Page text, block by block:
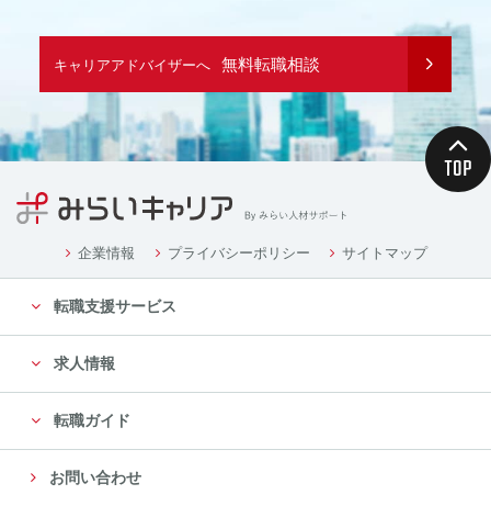
キャリアアドバイザーへ 無料転職相談
企業情報 プライバシーポリシー サイトマップ
転職支援サービス
求人情報
転職ガイド
お問い合わせ